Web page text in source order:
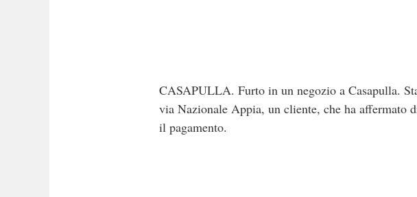
CASAPULLA. Furto in un negozio a Casapulla.
via Nazionale Appia, un cliente, che ha affermato
il pagamento.